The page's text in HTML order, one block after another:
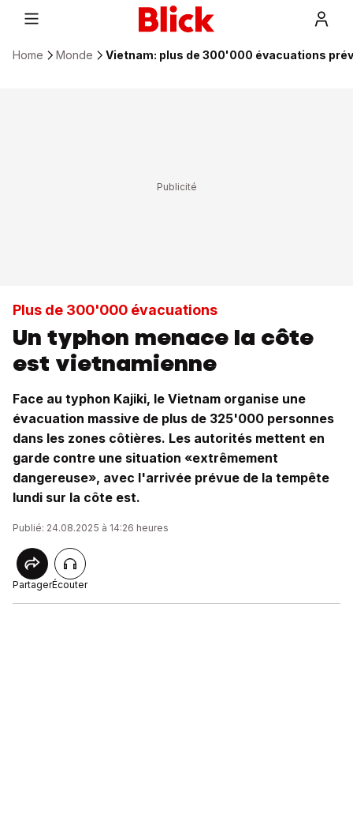
Home Monde Vietnam: plus de 300'000 évacuations
Plus de 300'000 évacuations
Un typhon menace la côte
est vietnamienne
Face au typhon Kajiki, le Vietnam organise une
évacuation massive de plus de 325'000 personnes
dans les zones côtières. Les autorités mettent en
garde contre une situation «extrêmement
dangereuse», avec l'arrivée prévue de la tempête
lundi sur la côte est.
Publié: 24.08.2025 à 14:26 heures
PartagerÉcouter